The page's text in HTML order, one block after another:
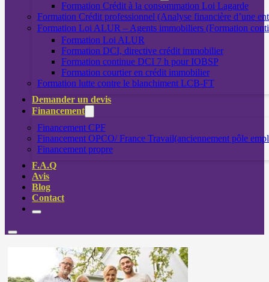
Formation Crédit à la consommation Loi Lagarde
Formation Crédit professionnel (Analyse financière d’une
Formation Loi ALUR – Agents immobiliers (Formation
Formation Loi ALUR
Formation DCI, directive crédit immobilier
Formation continue DCI 7 h pour IOBSP
Formation courtier en crédit immobilier
Formation lutte contre le blanchiment LCB-FT
Demander un devis
Financement
Financement CPF
Financement OPCO/ France Travail(anciennement pôle
Financement propre
F.A.Q
Avis
Blog
Contact